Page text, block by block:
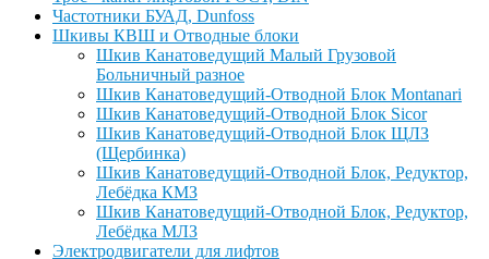
Частотники БУАД, Dunfoss
Шкивы КВШ и Отводные блоки
Шкив Канатоведущий Малый Грузовой
Больничный разное
Шкив Канатоведущий-Отводной Блок Montanari
Шкив Канатоведущий-Отводной Блок Sicor
Шкив Канатоведущий-Отводной Блок ЩЛЗ
(Щербинка)
Шкив Канатоведущий-Отводной Блок, Редуктор,
Лебёдка КМЗ
Шкив Канатоведущий-Отводной Блок, Редуктор,
Лебёдка МЛЗ
Электродвигатели для лифтов